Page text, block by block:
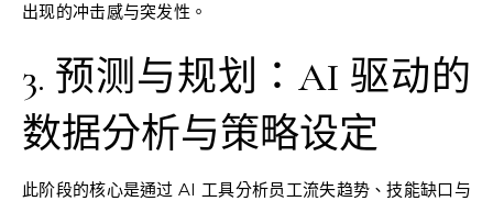
出现的冲击感与突发性。
3. 预测与规划：AI 驱动的
数据分析与策略设定
此阶段的核心是通过 AI 工具分析员工流失趋势、技能缺口与